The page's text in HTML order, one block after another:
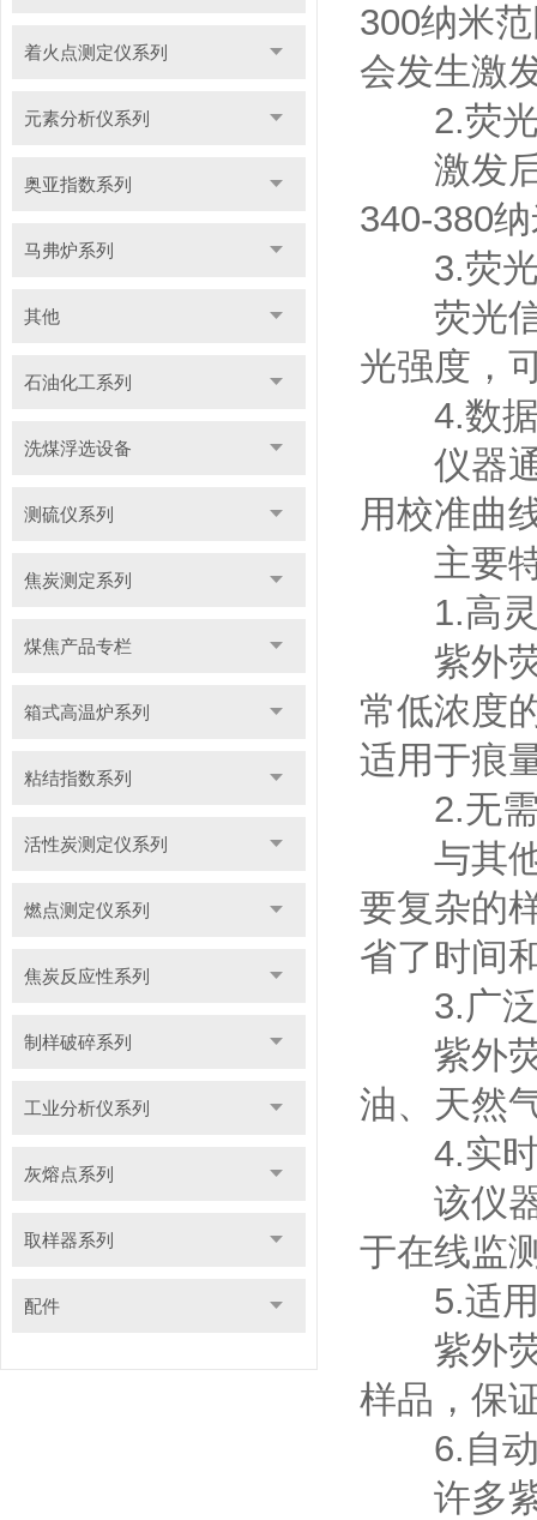
着火点测定仪系列
元素分析仪系列
奥亚指数系列
马弗炉系列
其他
石油化工系列
洗煤浮选设备
测硫仪系列
焦炭测定系列
煤焦产品专栏
箱式高温炉系列
粘结指数系列
活性炭测定仪系列
燃点测定仪系列
焦炭反应性系列
制样破碎系列
工业分析仪系列
灰熔点系列
取样器系列
配件
300纳米
会发生激
2.荧光
激发后
340-380
3.荧光
荧光信
光强度，
4.数据
仪器通
用校准曲
主要
1.高灵
紫外荧
常低浓度
适用于痕
2.无需
与其他
要复杂的
省了时间
3.广泛
紫外荧
油、天然
4.实时
该仪器
于在线监
5.适用
紫外荧
样品，保
6.自动
许多紫